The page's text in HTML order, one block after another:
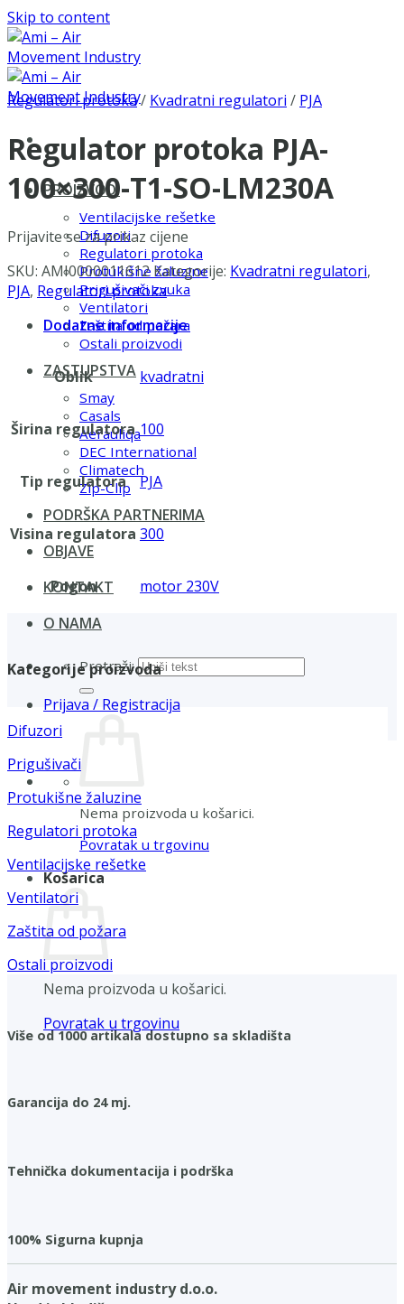
Skip to content
PROIZVODI
Ventilacijske rešetke
Difuzori
Regulatori protoka
Protukišne žaluzine
Prigušivači zvuka
Ventilatori
Zaštita od požara
Ostali proizvodi
ZASTUPSTVA
Smay
Casals
Aerauliqa
DEC International
Climatech
Zip-Clip
PODRŠKA PARTNERIMA
OBJAVE
KONTAKT
O NAMA
Pretraži:
Prijava / Registracija
Nema proizvoda u košarici.
Povratak u trgovinu
Košarica
Nema proizvoda u košarici.
Povratak u trgovinu
Regulatori protoka/ Kvadratni regulatori / PJA
Regulator protoka PJA-
100×300-T1-SO-LM230A
Prijavite se za prikaz cijene
SKU: AMI0000011612 Kategorije: Kvadratni regulatori,
PJA, Regulatori protoka
Dodatne informacije
Oblik kvadratni
Širina regulatora 100
Tip regulatora PJA
Visina regulatora 300
Pogon motor 230V
Kategorije proizvoda
Difuzori
Prigušivači
Protukišne žaluzine
Regulatori protoka
Ventilacijske rešetke
Ventilatori
Zaštita od požara
Ostali proizvodi
Više od 1000 artikala dostupno sa skladišta
Garancija do 24 mj.
Tehnička dokumentacija i podrška
100% Sigurna kupnja
Air movement industry d.o.o.